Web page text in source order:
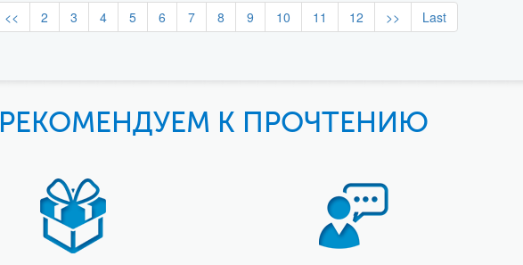
<< 2 3 4 5 6 7 8 9 10 11 12 >> Last
РЕКОМЕНДУЕМ К ПРОЧТЕНИЮ